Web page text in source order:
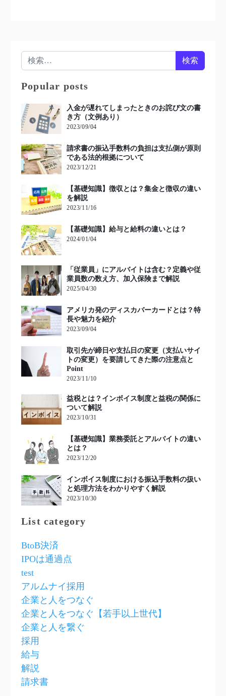
検索:
Popular posts
入金が遅れてしまったときのお詫び文の書
き方（文例あり）
2023/09/04
請求書の振込手数料の負担は支払側が原則
である法的根拠について
2023/12/21
【基礎知識】徴収とは？集金と徴収の違い
を解説
2023/11/16
【基礎知識】給与と給料の違いとは？
2024/01/04
「従業員」にアルバイトは含む？定義や従
業員数の数え方、加入保険まで解説
2025/04/30
アメリカ発のディスカバーカードとは？特
長や魅力を紹介
2023/09/04
取引先が締日や支払日の変更（支払いサイ
トの変更）を要請してきた際の注意点と
Point
2023/11/10
益税とは？インボイス制度と益税の関係に
ついて解説
2023/10/31
【基礎知識】業務委託とアルバイトの違い
とは？
2023/12/20
インボイス制度における振込手数料の扱い
と処理方法をわかりやすく解説
2023/10/30
List category
BtoB決済
IPOは通過点
test
アルムナイ採用
企業と人をつなぐ
企業と人をつなぐ【若手以上世代】
企業と人を繋ぐ
採用
給与
解説
請求書